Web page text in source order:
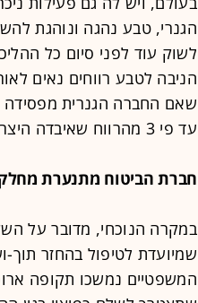
הגנרי, טבע נהגה ונוהגת
לשוק עוד לפני סיום כל
הניבה לטבע רווחים נאים
שאם החברה הגנרית מפסידה
עד פי 3 מהרווח שאיבדה היצרנית המקורית.
חברת הביטוח מתנערת
המשפטיים נמשכו תקופה